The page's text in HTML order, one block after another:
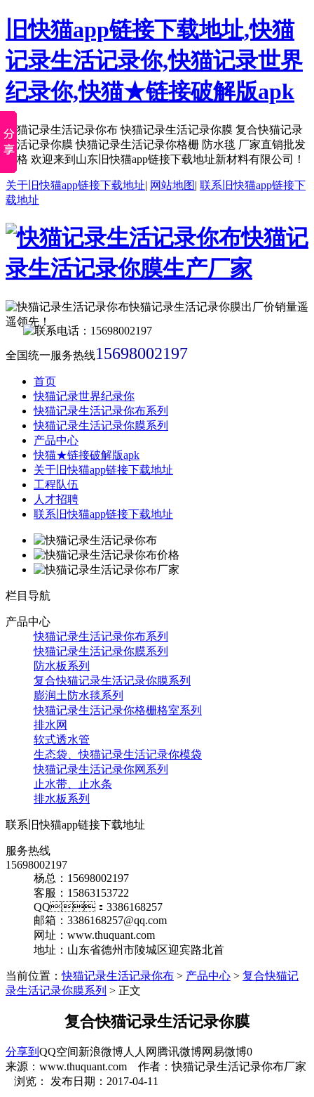
旧快猫app链接下载地址,快猫
记录生活记录你,快猫记录世界
纪录你,快猫★链接破解版apk
快猫记录生活记录你布 快猫记录生活记录你膜 复合快猫记录
生活记录你膜 快猫记录生活记录你格栅 防水毯 厂家直销批发
价格 欢迎来到山东旧快猫app链接下载地址新材料有限公司！
关于旧快猫app链接下载地址| 网站地图| 联系旧快猫app链接下
载地址
全国统一服务热线15698002197
首页
快猫记录世界纪录你
快猫记录生活记录你布系列
快猫记录生活记录你膜系列
产品中心
快猫★链接破解版apk
关于旧快猫app链接下载地址
工程队伍
人才招聘
联系旧快猫app链接下载地址
栏目导航
产品中心
快猫记录生活记录你布系列
快猫记录生活记录你膜系列
防水板系列
复合快猫记录生活记录你膜系列
膨润土防水毯系列
快猫记录生活记录你格栅格室系列
排水网
软式透水管
生态袋、快猫记录生活记录你模袋
快猫记录生活记录你网系列
止水带、止水条
排水板系列
联系旧快猫app链接下载地址
服务热线
15698002197
杨总：15698002197
客服：15863153722
QQ：3386168257
邮箱：3386168257@qq.com
网址：www.thuquant.com
地址：山东省德州市陵城区迎宾路北首
当前位置：快猫记录生活记录你布 > 产品中心 > 复合快猫记
录生活记录你膜系列 > 正文
复合快猫记录生活记录你膜
分享到 QQ空间新浪微博人人网 腾讯微博网易微博0
来源：www.thuquant.com 作者：快猫记录生活记录你布厂家
浏览：
发布日期：2017-04-11